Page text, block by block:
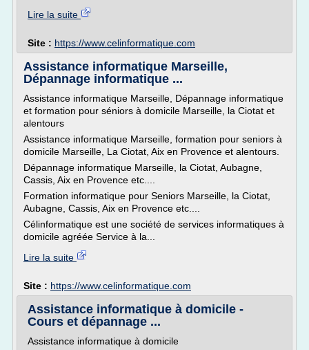
Lire la suite
Site : https://www.celinformatique.com
Assistance informatique Marseille,
Dépannage informatique ...
Assistance informatique Marseille, Dépannage informatique
et formation pour séniors à domicile Marseille, la Ciotat et
alentours
Assistance informatique Marseille, formation pour seniors à
domicile Marseille, La Ciotat, Aix en Provence et alentours.
Dépannage informatique Marseille, la Ciotat, Aubagne,
Cassis, Aix en Provence etc....
Formation informatique pour Seniors Marseille, la Ciotat,
Aubagne, Cassis, Aix en Provence etc....
Célinformatique est une société de services informatiques à
domicile agréée Service à la...
Lire la suite
Site : https://www.celinformatique.com
Assistance informatique à domicile -
Cours et dépannage ...
Assistance informatique à domicile